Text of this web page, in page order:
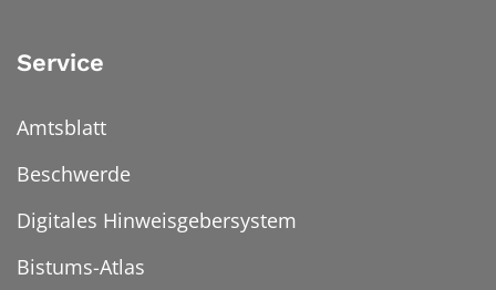
Service
Amtsblatt
Beschwerde
Digitales Hinweisgebersystem
Bistums-Atlas